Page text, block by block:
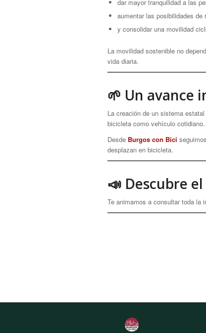
dar mayor tranquilidad a las
aumentar las posibilidades de
y consolidar una movilidad
La movilidad sostenible no
vida diaria.
🌱 Un avance
La creación de un sistema
bicicleta como vehículo cotidiano.
Desde Burgos con Bici
desplazan en bicicleta.
📣 Descubre
Te animamos a consultar toda la